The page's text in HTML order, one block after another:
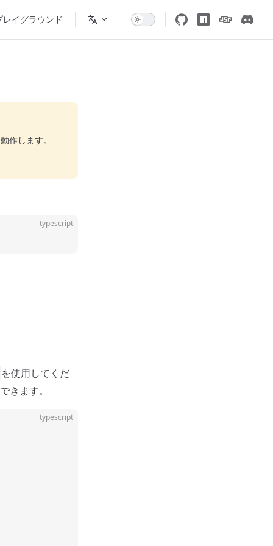
レイグラウンド
作します。
typescript
を使用してくだ
きます。
typescript